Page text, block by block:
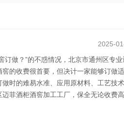
2025-
做？”的不惑情况，北京市通州区专
的收费很首要，但决计一家能够订做
时的难易水准、应用原材料、工艺技
菲酒柜酒窖加工工厂，保全无论收费